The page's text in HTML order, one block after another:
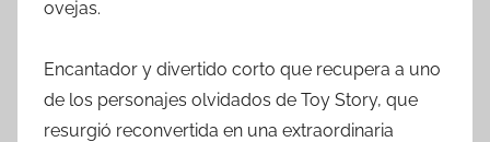
ovejas.
Encantador y divertido corto que recupera a uno
de los personajes olvidados de Toy Story, que
resurgió reconvertida en una extraordinaria